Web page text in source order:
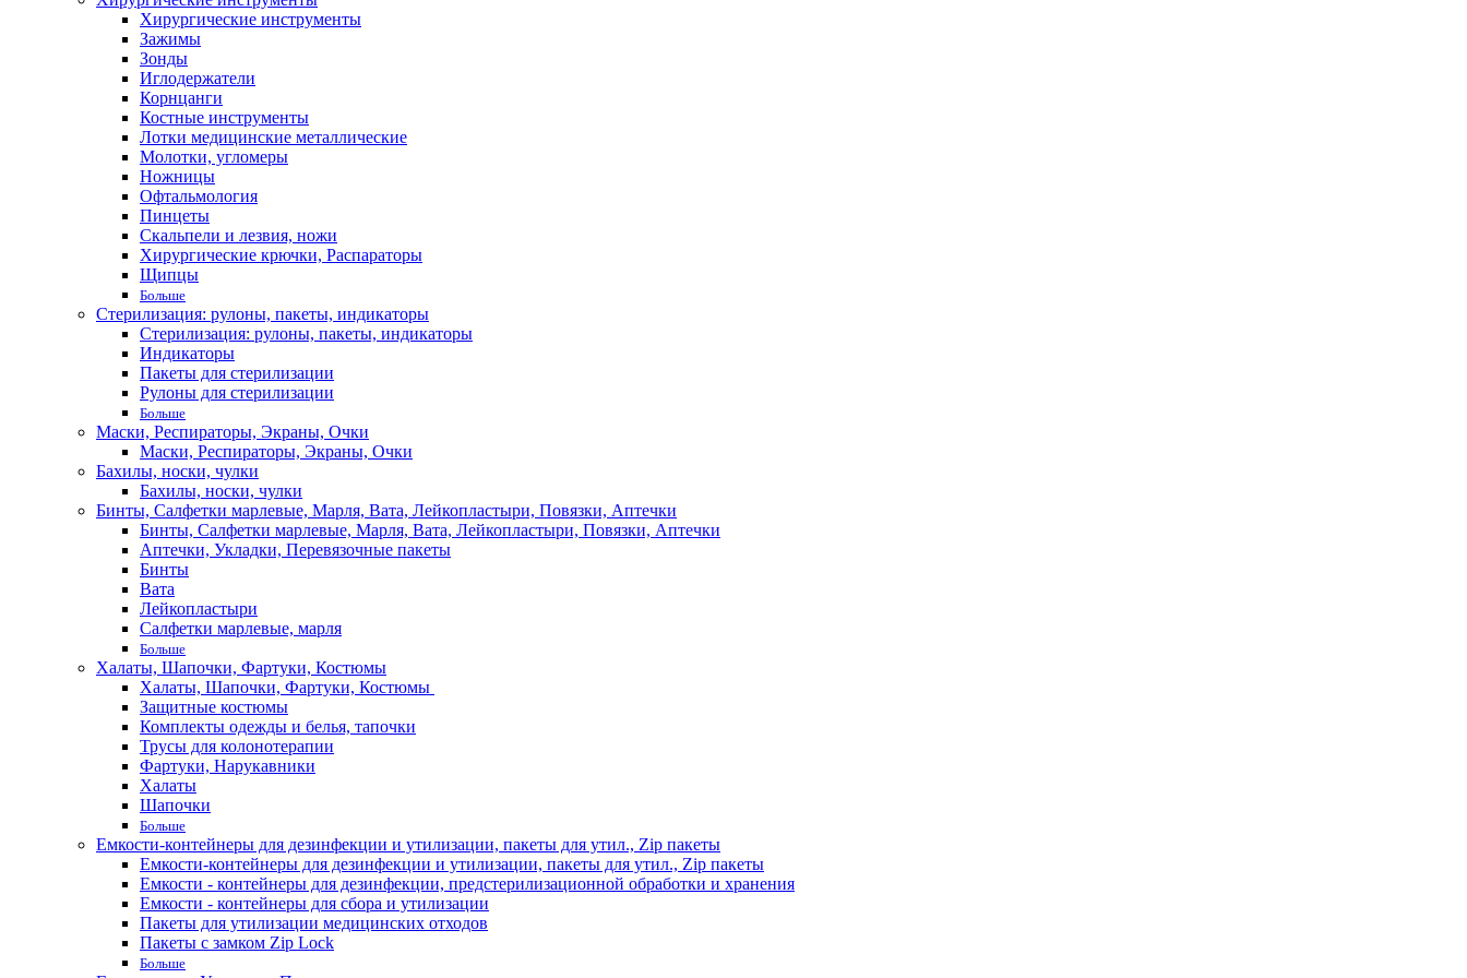
Хирургические инструменты
Зажимы
Зонды
Иглодержатели
Корнцанги
Костные инструменты
Лотки медицинские металлические
Молотки, угломеры
Ножницы
Офтальмология
Пинцеты
Скальпели и лезвия, ножи
Хирургические крючки, Распараторы
Щипцы
Больше
Стерилизация: рулоны, пакеты, индикаторы
Стерилизация: рулоны, пакеты, индикаторы
Индикаторы
Пакеты для стерилизации
Рулоны для стерилизации
Больше
Маски, Респираторы, Экраны, Очки
Маски, Респираторы, Экраны, Очки
Бахилы, носки, чулки
Бахилы, носки, чулки
Бинты, Салфетки марлевые, Марля, Вата, Лейкопластыри, Повязки, Аптечки
Бинты, Салфетки марлевые, Марля, Вата, Лейкопластыри, Повязки, Аптечки
Аптечки, Укладки, Перевязочные пакеты
Бинты
Вата
Лейкопластыри
Салфетки марлевые, марля
Больше
Халаты, Шапочки, Фартуки, Костюмы
Халаты, Шапочки, Фартуки, Костюмы
Защитные костюмы
Комплекты одежды и белья, тапочки
Трусы для колонотерапии
Фартуки, Нарукавники
Халаты
Шапочки
Больше
Емкости-контейнеры для дезинфекции и утилизации, пакеты для утил., Zip пакеты
Емкости-контейнеры для дезинфекции и утилизации, пакеты для утил., Zip пакеты
Емкости - контейнеры для дезинфекции, предстерилизационной обработки и хранения
Емкости - контейнеры для сбора и утилизации
Пакеты для утилизации медицинских отходов
Пакеты с замком Zip Lock
Больше